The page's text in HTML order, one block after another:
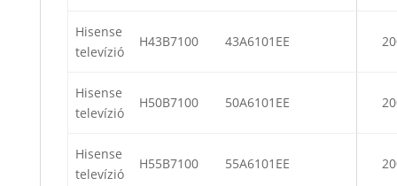
Hisense
televízió
H43B7100 43A6101EE
Hisense
televízió
H50B7100 50A6101EE
Hisense
televízió
H55B7100 55A6101EE